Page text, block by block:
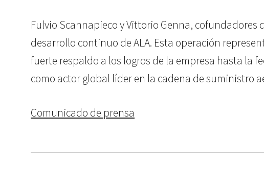
Fulvio Scannapieco y Vittorio Genna, cofundadores
desarrollo continuo de ALA. Esta operación
fuerte respaldo a los logros de la empresa hasta la
como actor global líder en la cadena de suministro
Comunicado de prensa